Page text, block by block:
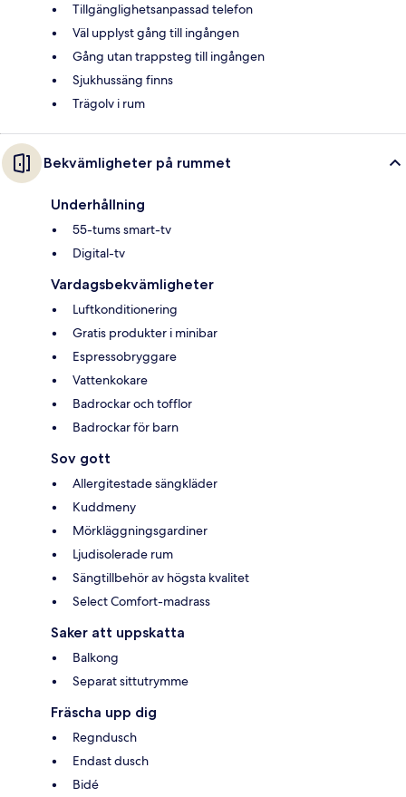
Tillgänglighetsanpassad telefon
Väl upplyst gång till ingången
Gång utan trappsteg till ingången
Sjukhussäng finns
Trägolv i rum
Bekvämligheter på rummet
Underhållning
55-tums smart-tv
Digital-tv
Vardagsbekvämligheter
Luftkonditionering
Gratis produkter i minibar
Espressobryggare
Vattenkokare
Badrockar och tofflor
Badrockar för barn
Sov gott
Allergitestade sängkläder
Kuddmeny
Mörkläggningsgardiner
Ljudisolerade rum
Sängtillbehör av högsta kvalitet
Select Comfort-madrass
Saker att uppskatta
Balkong
Separat sittutrymme
Fräscha upp dig
Regndusch
Endast dusch
Bidé